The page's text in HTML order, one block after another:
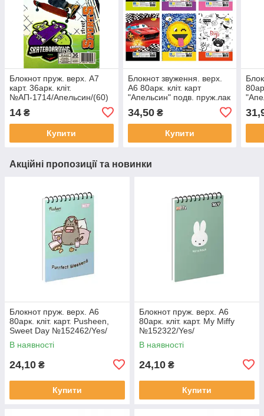
Блокнот пруж. верх. А7
карт. 36арк. кліт.
№АП-1714/Апельсин/(60)
14 ₴
Купити
Блокнот звуження. верх.
А6 80арк. кліт. карт
"Апельсин" подв. пруж.лак
34,50₴
Купити
Акційні пропозиції та новинки
Блокнот пруж. верх. А6
80арк. кліт. карт. Pusheen,
Sweet Day №152462/Yes/
В наявності
24,10 ₴
Купити
Блокнот пруж. верх. А6
80арк. кліт. карт. My Miffy
№152322/Yes/
В наявності
24,10 ₴
Купити